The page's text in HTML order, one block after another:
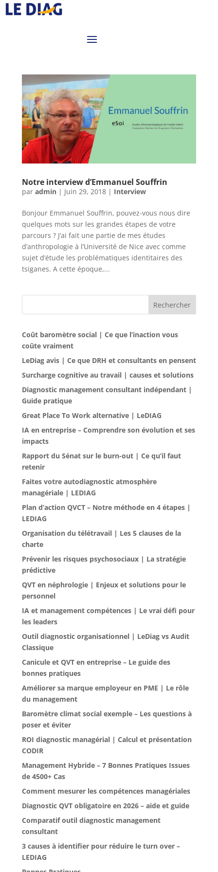
Notre interview d’Emmanuel Souffrin
par admin| Juin 29, 2018| Interview
Bonjour Emmanuel Souffrin, pouvez-vous nous dire
quelques mots sur les grandes étapes de votre
parcours ? J’ai fait une partie de mes études
d’anthropologie à l’Université de Nice avec comme
sujet d’étude les problématiques identitaires des
tsiganes. A cette époque,...
Rechercher
Coût baromètre social | Ce que l’inaction vous
coûte vraiment
LeDiag avis | Ce que DRH et consultants en pensent
Surcharge cognitive au travail | causes et solutions
Diagnostic management consultant indépendant |
Guide pratique
Great Place To Work alternative | LeDIAG
IA en entreprise – Comprendre son évolution et ses
impacts
Rapport du Sénat sur le burn-out | Ce qu’il faut
retenir
Faites votre autodiagnostic atmosphère
managériale | LEDIAG
Plan d’action QVCT – Notre méthode en 4 étapes |
LEDIAG
Organisation du télétravail | Les 5 clauses de la
charte
Prévenir les risques psychosociaux | La stratégie
prédictive
QVT en néphrologie | Enjeux et solutions pour le
personnel
IA et management compétences | Le vrai défi pour
les leaders
Outil diagnostic organisationnel | LeDiag vs Audit
Classique
Canicule et QVT en entreprise – Le guide des
bonnes pratiques
Améliorer sa marque employeur en PME | Le rôle
du management
Baromètre climat social exemple – Les questions à
poser et éviter
ROI diagnostic managérial | Calcul et présentation
CODIR
Management Hybride – 7 Bonnes Pratiques Issues
de 4500+ Cas
Comment mesurer les compétences managériales
Diagnostic QVT obligatoire en 2026 – aide et guide
Comparatif outil diagnostic management
consultant
3 causes à identifier pour réduire le turn over –
LEDIAG